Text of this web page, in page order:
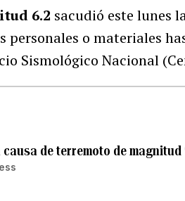
6.2 sacudió este lunes
personales o materiales
Sismológico Nacional
causa de terremoto de